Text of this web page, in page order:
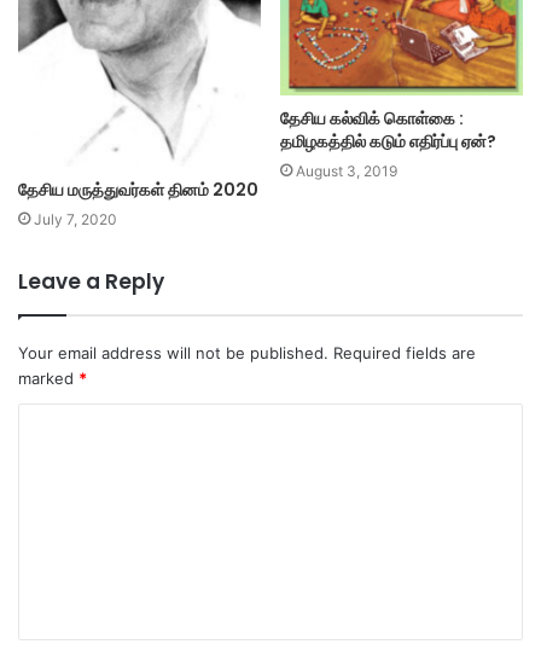
தேசிய மருத்துவர்கள் தினம் 2020
July 7, 2020
தேசிய கல்விக் கொள்கை :
தமிழகத்தில் கடும் எதிர்ப்பு ஏன்?
August 3, 2019
Leave a Reply
Your email address will not be published. Required fields are
marked *
t